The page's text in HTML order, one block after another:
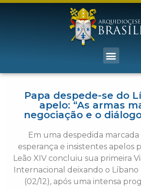
Papa despede-se do
apelo: “As armas
negociação e o
Em uma despedida
esperança e insistentes apelos
Leão XIV concluiu sua primeira
Internacional deixando o
(02/12), após uma intensa